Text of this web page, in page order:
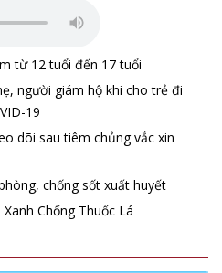
từ 12 tuổi đến 17 tuổi
người giám hộ khi cho trẻ đi
19
dõi sau tiêm chủng vắc xin
chống sốt xuất huyết
Chống Thuốc Lá